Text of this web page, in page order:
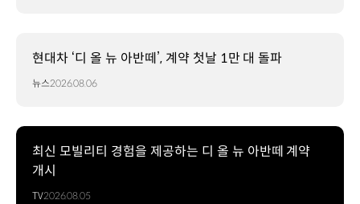
현대차 ‘디 올 뉴 아반떼’, 계약 첫날 1만 대 돌파
뉴스2026.08.06
최신 모빌리티 경험을 제공하는 디 올 뉴 아반떼 계약
개시
TV2026.08.05